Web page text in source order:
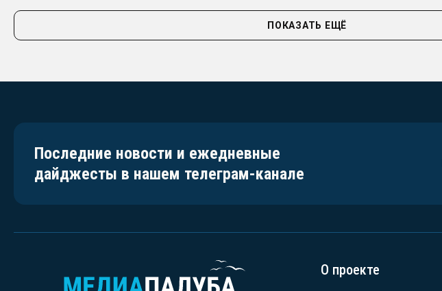
ПОКАЗАТЬ ЕЩЁ
Последние новости и ежедневные
дайджесты в нашем телеграм-канале
О проекте